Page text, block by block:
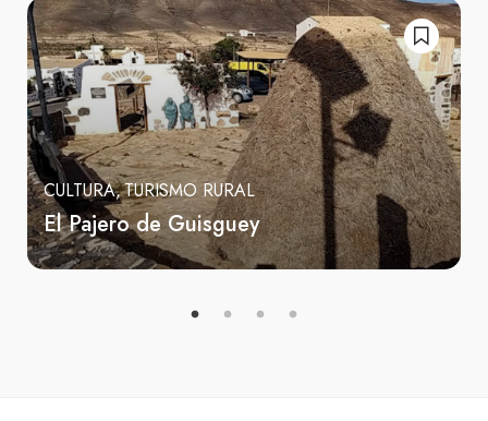
CULTURA TURISMO RURAL
El Pajero de Guisguey